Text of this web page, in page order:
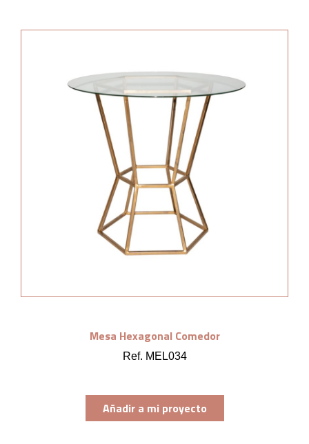
Mesa Hexagonal Comedor
Ref. MEL034
Añadir a mi proyecto